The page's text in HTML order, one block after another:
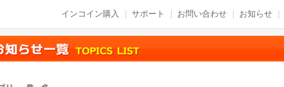
インコイン購入 サポート お問い合わせ お知らせ